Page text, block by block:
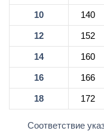
10 140
12 152
14 160
16 166
18 172
Соответствие